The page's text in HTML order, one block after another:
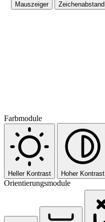
Mauszeiger Zeichenabstand
Farbmodule
Heller Kontrast Hoher Kontrast
Orientierungsmodule